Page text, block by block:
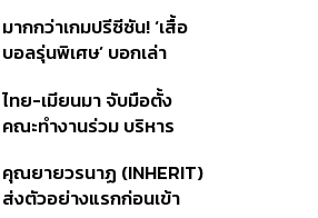
มากกว่าเกมปรีซีซัน! ‘เสื้อ
บอลรุ่นพิเศษ’ บอกเล่า
ไทย-เมียนมา จับมือตั้ง
คณะทำงานร่วม บริหาร
พรมแดน ชูเป้าหมายสิ่ง
แวดล้อมยั่งยืน
คุณยายวรนาฏ (INHERIT)
ส่งตัวอย่างแรกก่อนเข้า